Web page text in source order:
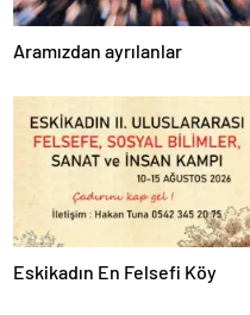
Aramızdan ayrılanlar
Eskikadın En Felsefi Köy